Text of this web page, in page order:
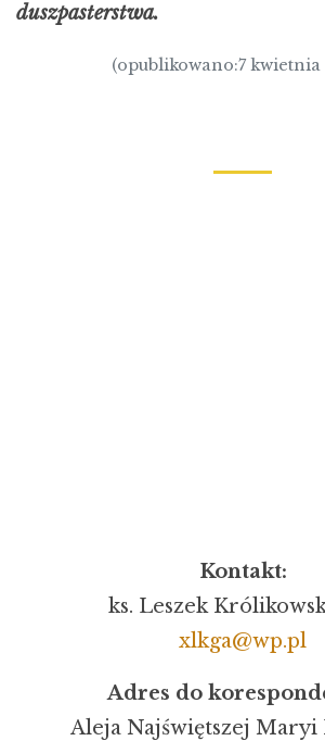
duszpasterstwa.
(opublikowano:7
Kontakt:
ks. Leszek
xlkga@wp.pl
Adres do
Aleja Najświętszej Maryi